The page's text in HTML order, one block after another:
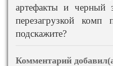
артефакты и черный
перезагрузкой
подскажите?
Комментарий